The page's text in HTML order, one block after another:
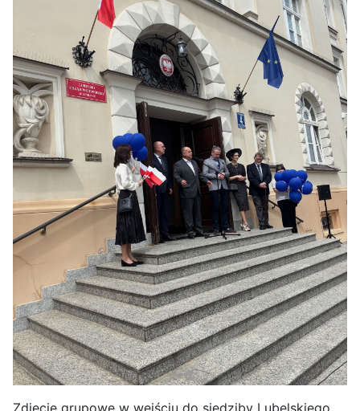
Zdjęcie grupowe w wejściu do siedziby Lubelskiego